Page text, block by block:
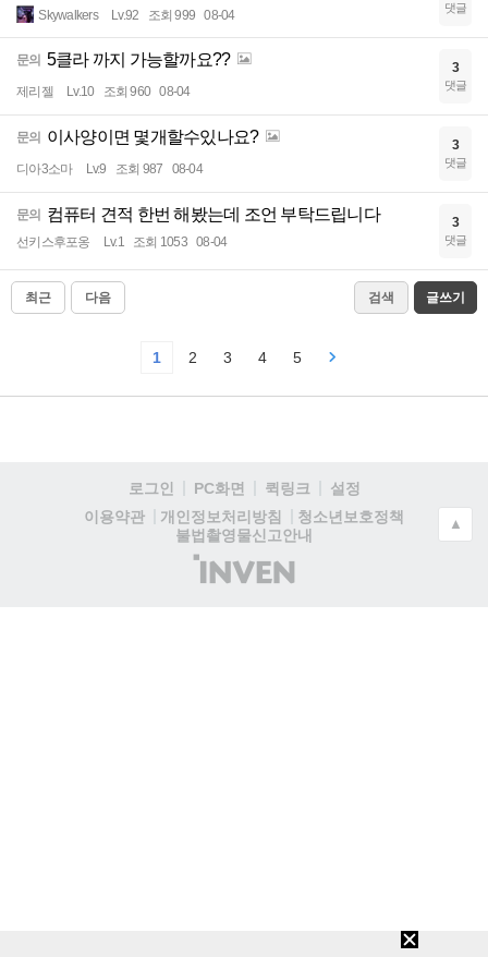
Skywalkers Lv.92 조회 999 08-04 댓글
문의 5클라 까지 가능할까요??
제리젤 Lv.10 조회 960 08-04
3
댓글
문의 이사양이면 몇개할수있나요?
디아3소마 Lv.9 조회 987 08-04
3
댓글
문의 컴퓨터 견적 한번 해봤는데 조언 부탁드립니다
선키스후포옹 Lv.1 조회 1053 08-04
3
댓글
최근 다음 검색 글쓰기
1 2 3 4 5
로그인 PC화면 퀵링크
설정
이용약관
개인정보처리방침
청소년보호정책
불법촬영물신고안내
(주)
인
▲